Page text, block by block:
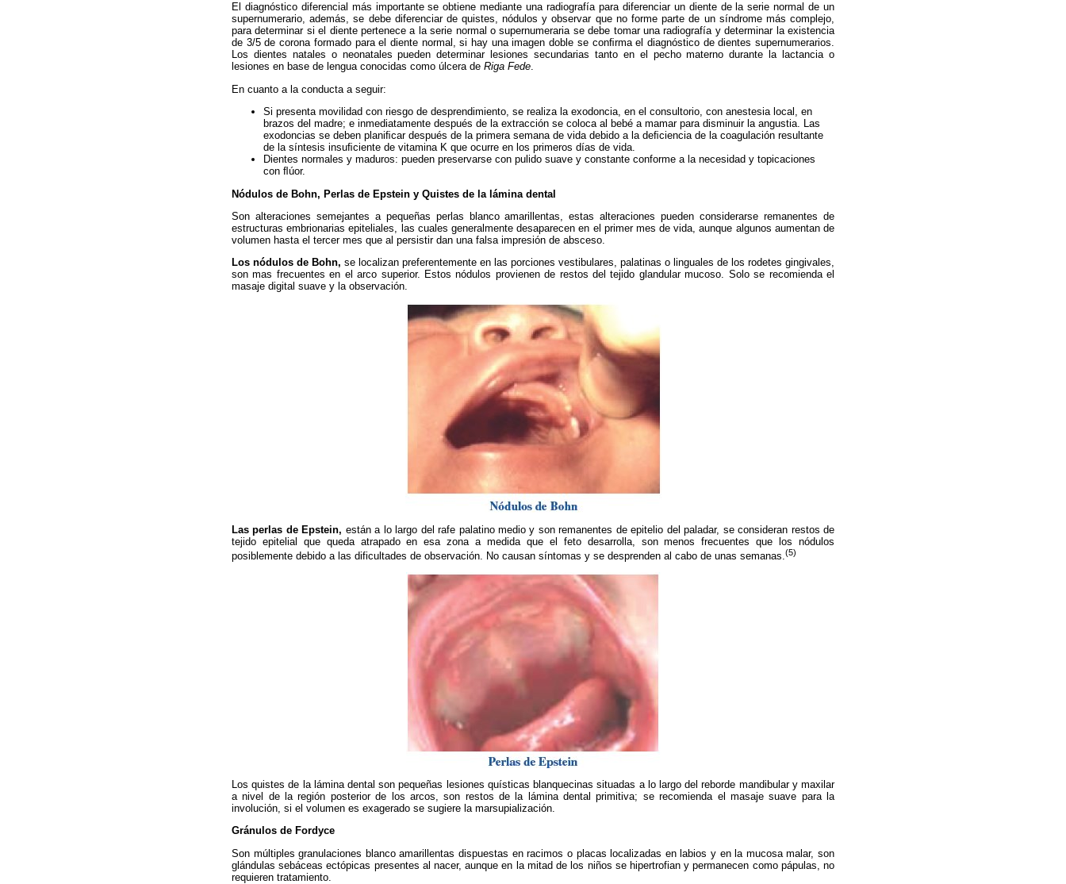
El diagnóstico diferencial más importante se obtiene mediante una radiografía para diferenciar un diente de la serie normal de un
supernumerario, además, se debe diferenciar de quistes, nódulos y observar que no forme parte de un síndrome más complejo,
para determinar si el diente pertenece a la serie normal o supernumeraria se debe tomar una radiografía y determinar la existencia
de 3/5 de corona formado para el diente normal, si hay una imagen doble se conﬁrma el diagnóstico de dientes supernumerarios.
Los dientes natales o neonatales pueden determinar lesiones secundarias tanto en el pecho materno durante la lactancia o
lesiones en base de lengua conocidas como úlcera de Riga Fede.
En cuanto a la conducta a seguir:
Si presenta movilidad con riesgo de desprendimiento, se realiza la exodoncia, en el consultorio, con anestesia local, en
brazos del madre; e inmediatamente después de la extracción se coloca al bebé a mamar para disminuir la angustia. Las
exodoncias se deben planiﬁcar después de la primera semana de vida debido a la deﬁciencia de la coagulación resultante
de la síntesis insuﬁciente de vitamina K que ocurre en los primeros días de vida.
Dientes normales y maduros: pueden preservarse con pulido suave y constante conforme a la necesidad y topicaciones
con ﬂúor.
Nódulos de Bohn, Perlas de Epstein y Quistes de la lámina dental
Son alteraciones semejantes a pequeñas perlas blanco amarillentas, estas alteraciones pueden considerarse remanentes de
estructuras embrionarias epiteliales, las cuales generalmente desaparecen en el primer mes de vida, aunque algunos aumentan de
volumen hasta el tercer mes que al persistir dan una falsa impresión de absceso.
Los nódulos de Bohn, se localizan preferentemente en las porciones vestibulares, palatinas o linguales de los rodetes gingivales,
son mas frecuentes en el arco superior. Estos nódulos provienen de restos del tejido glandular mucoso. Solo se recomienda el
masaje digital suave y la observación.
Las perlas de Epstein, están a lo largo del rafe palatino medio y son remanentes de epitelio del paladar, se consideran restos de
tejido epitelial que queda atrapado en esa zona a medida que el feto desarrolla, son menos frecuentes que los nódulos
posiblemente debido a las dificultades de observación. No causan síntomas y se desprenden al cabo de unas semanas. (5)
Los quistes de la lámina dental son pequeñas lesiones quísticas blanquecinas situadas a lo largo del reborde mandibular y maxilar
a nivel de la región posterior de los arcos, son restos de la lámina dental primitiva; se recomienda el masaje suave para la
involución, si el volumen es exagerado se sugiere la marsupialización.
Gránulos de Fordyce
Son múltiples granulaciones blanco amarillentas dispuestas en racimos o placas localizadas en labios y en la mucosa malar, son
glándulas sebáceas ectópicas presentes al nacer, aunque en la mitad de los niños se hipertrofian y permanecen como pápulas, no
requieren tratamiento.